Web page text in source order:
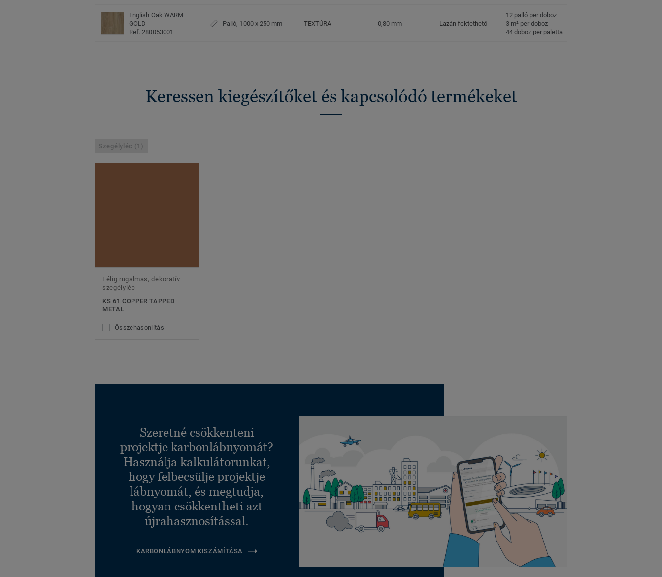
English Oak WARM
GOLD
Ref. 280053001
Palló, 1000 x 250 mm TEXTÚRA 0,80 mm Lazán fektethető
12 palló per doboz
3 m² per doboz
44 doboz per paletta
Keressen kiegészítőket és kapcsolódó termékeket
Szegélyléc (1)
Félig rugalmas, dekoratív
szegélyléc
KS 61 COPPER TAPPED
METAL
Összehasonlítás
Szeretné csökkenteni
projektje karbonlábnyomát?
Használja kalkulátorunkat,
hogy felbecsülje projektje
lábnyomát, és megtudja,
hogyan csökkentheti azt
újrahasznosítással.
KARBONLÁBNYOM KISZÁMÍTÁSA